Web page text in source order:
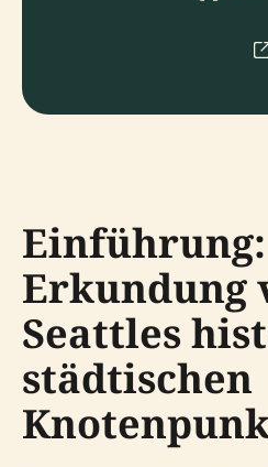
Einführung:
Erkundung
Seattles
städtischen